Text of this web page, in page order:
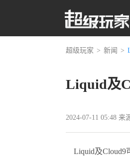
超级玩家 新闻
Liquid及
2024-07-11 05:48 来
Liquid及Cloud9